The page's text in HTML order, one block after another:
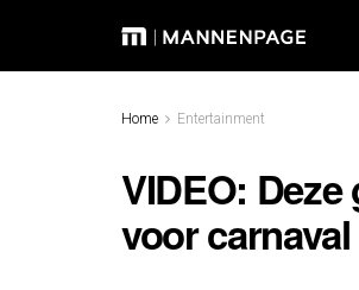
Home Entertainment
VIDEO:
voor carnaval